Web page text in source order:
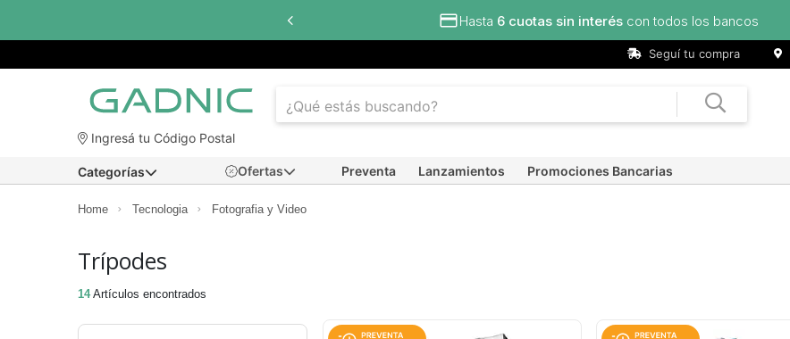
Seguí tu compra
Ingresá tu Código Postal
Ofertas Preventa Lanzamientos Promociones Bancarias
Categorías
Home Tecnologia Fotografia y Video
Trípodes
14Artículos encontrados